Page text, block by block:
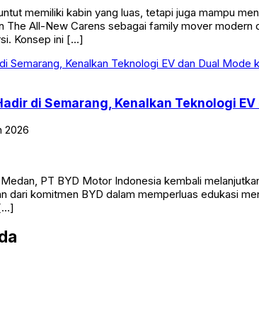
memiliki kabin yang luas, tetapi juga mampu
The All-New Carens sebagai family mover
Konsep ini […]
di Semarang, Kenalkan Teknologi
2026
PT BYD Motor Indonesia kembali
dari komitmen BYD dalam memperluas edukasi